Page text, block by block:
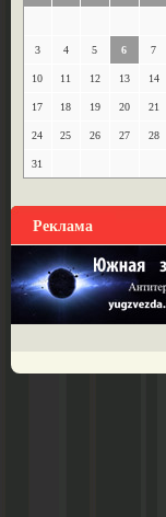
3 4 5 6 7
10 11 12 13 14
17 18 19 20 21
24 25 26 27 28
31
Реклама